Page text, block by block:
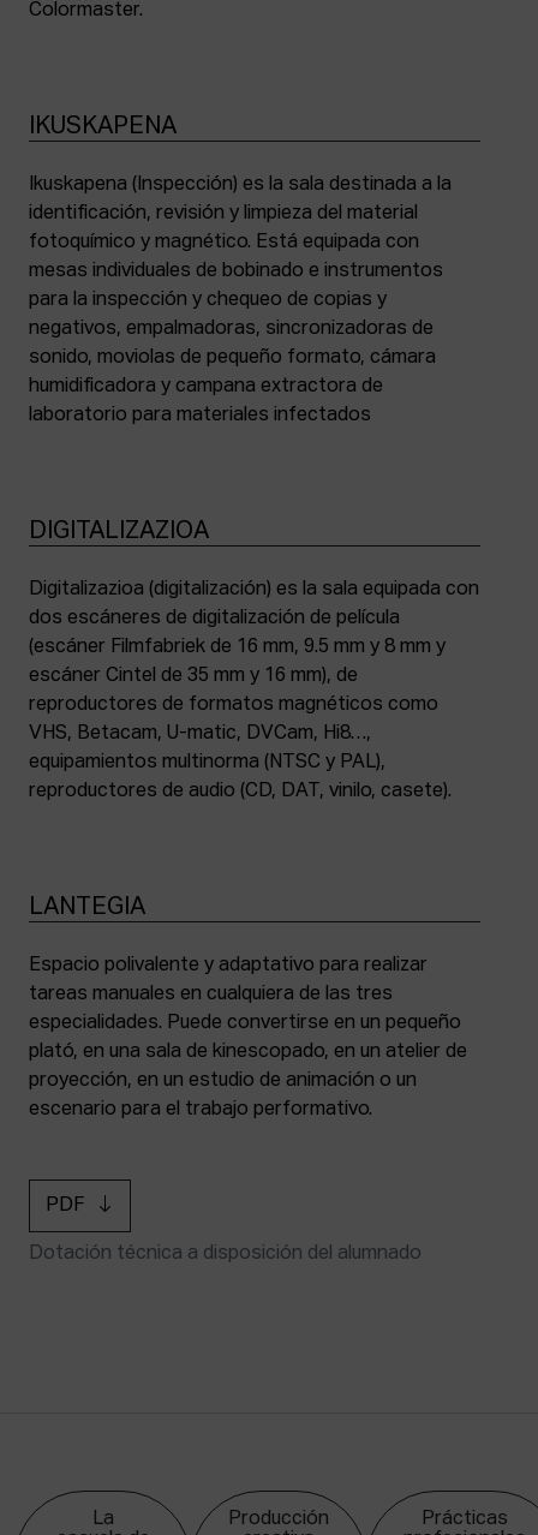
Colormaster.
IKUSKAPENA
Ikuskapena (Inspección) es la sala destinada a la
identificación, revisión y limpieza del material
fotoquímico y magnético. Está equipada con
mesas individuales de bobinado e instrumentos
para la inspección y chequeo de copias y
negativos, empalmadoras, sincronizadoras de
sonido, moviolas de pequeño formato, cámara
humidificadora y campana extractora de
laboratorio para materiales infectados
DIGITALIZAZIOA
Digitalizazioa (digitalización) es la sala equipada con
dos escáneres de digitalización de película
(escáner Filmfabriek de 16 mm, 9.5 mm y 8 mm y
escáner Cintel de 35 mm y 16 mm), de
reproductores de formatos magnéticos como
VHS, Betacam, U-matic, DVCam, Hi8…,
equipamientos multinorma (NTSC y PAL),
reproductores de audio (CD, DAT, vinilo, casete).
LANTEGIA
Espacio polivalente y adaptativo para realizar
tareas manuales en cualquiera de las tres
especialidades. Puede convertirse en un pequeño
plató, en una sala de kinescopado, en un atelier de
proyección, en un estudio de animación o un
escenario para el trabajo performativo.
PDF
Dotación técnica a disposición del alumnado
La
Producción
Prácticas